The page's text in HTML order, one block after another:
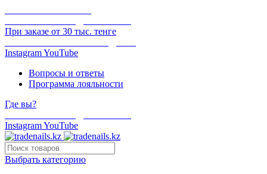
При заказе от 30 тыс. тенге
InstagramYouTube
Вопросы и ответы
Программа лояльности
Где вы?
InstagramYouTube
Выбрать категорию